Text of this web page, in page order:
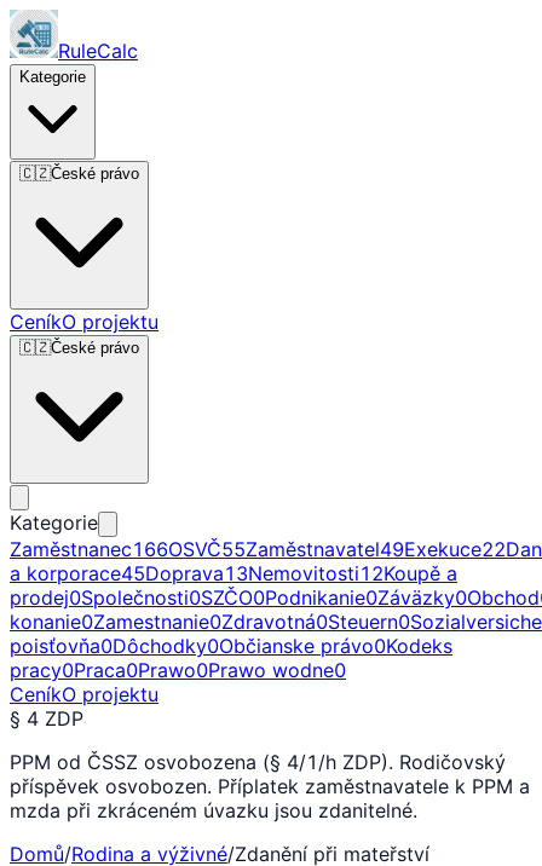
RuleCalc
Kategorie
🇨🇿České právo
CeníkO projektu
🇨🇿České právo
Kategorie
Zaměstnanec166OSVČ55Zaměstnavatel49Exekuce22
a korporace45Doprava13Nemovitosti12Koupě a
prodej0Společnosti0SZČO0Podnikanie0Záväzky0Obchod
konanie0Zamestnanie0Zdravotná0Steuern0
poisťovňa0Dôchodky0Občianske právo0Kodeks
pracy0Praca0Prawo0Prawo wodne0
CeníkO projektu
§ 4 ZDP
PPM od ČSSZ osvobozena (§ 4/1/h ZDP). Rodičovský
příspěvek osvobozen. Příplatek zaměstnavatele k PPM a
mzda při zkráceném úvazku jsou zdanitelné.
Domů/Rodina a výživné/Zdanění při mateřství